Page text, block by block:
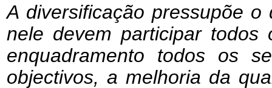
A diversificação pressupõe
nele devem participar todos
enquadramento todos os
objectivos, a melhoria da